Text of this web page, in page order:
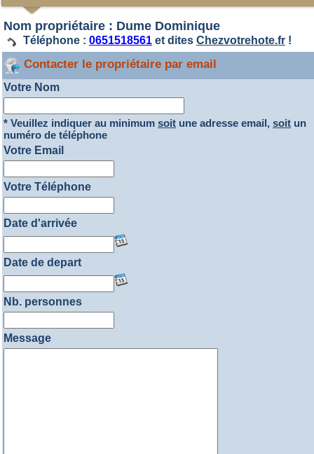
Nom propriétaire : Dume Dominique
Téléphone : 0651518561 et dites Chezvotrehote.fr !
Contacter le propriétaire par email
Votre Nom
* Veuillez indiquer au minimum soit une adresse email, soit un
numéro de téléphone
Votre Email
Votre Téléphone
Date d'arrivée
Date de depart
Nb. personnes
Message